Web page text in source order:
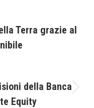
Terra grazie al
della Banca
Equity